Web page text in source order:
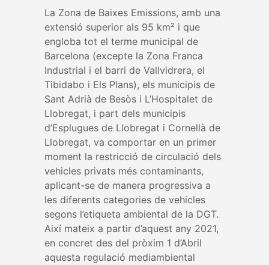
La Zona de Baixes Emissions, amb una
extensió superior als 95 km² i que
engloba tot el terme municipal de
Barcelona (excepte la Zona Franca
Industrial i el barri de Vallvidrera, el
Tibidabo i Els Plans), els municipis de
Sant Adrià de Besòs i L’Hospitalet de
Llobregat, i part dels municipis
d’Esplugues de Llobregat i Cornellà de
Llobregat, va comportar en un primer
moment la restricció de circulació dels
vehicles privats més contaminants,
aplicant-se de manera progressiva a
les diferents categories de vehicles
segons l’etiqueta ambiental de la DGT.
Així mateix a partir d’aquest any 2021,
en concret des del pròxim 1 d’Abril
aquesta regulació mediambiental